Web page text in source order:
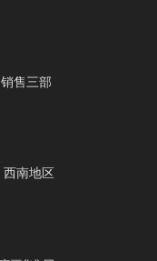
销售三部
西南地区